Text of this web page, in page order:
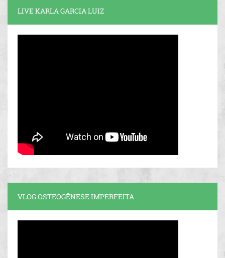
LIVE KARLA GARCIA LUIZ
VLOG OSTEOGÊNESE IMPERFEITA